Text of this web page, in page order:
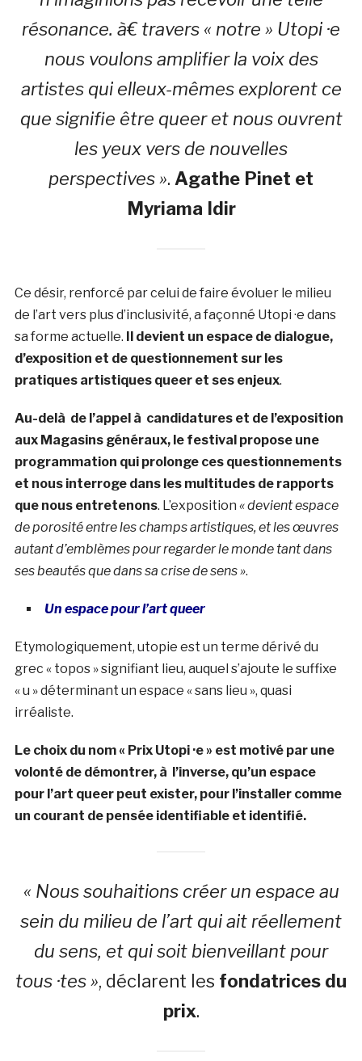
résonance. à€ travers « notre » Utopi ·e
nous voulons amplifier la voix des
artistes qui elleux-mêmes explorent ce
que signifie être queer et nous ouvrent
les yeux vers de nouvelles
perspectives ». Agathe Pinet et
Myriama Idir
Ce désir, renforcé par celui de faire évoluer le milieu
de l’art vers plus d’inclusivité, a façonné Utopi ·e dans
sa forme actuelle. Il devient un espace de dialogue,
d’exposition et de questionnement sur les
pratiques artistiques queer et ses enjeux.
Au-delà de l’appel à candidatures et de l’exposition
aux Magasins généraux, le festival propose une
programmation qui prolonge ces questionnements
et nous interroge dans les multitudes de rapports
que nous entretenons. L’exposition « devient espace
de porosité entre les champs artistiques, et les œuvres
autant d’emblèmes pour regarder le monde tant dans
ses beautés que dans sa crise de sens ».
Un espace pour l’art queer
Etymologiquement, utopie est un terme dérivé du
grec « topos » signifiant lieu, auquel s’ajoute le suffixe
« u » déterminant un espace « sans lieu », quasi
irréaliste.
Le choix du nom « Prix Utopi ·e » est motivé par une
volonté de démontrer, à l’inverse, qu’un espace
pour l’art queer peut exister, pour l’installer comme
un courant de pensée identifiable et identifié.
« Nous souhaitions créer un espace au
sein du milieu de l’art qui ait réellement
du sens, et qui soit bienveillant pour
tous ·tes », déclarent les fondatrices du
prix.